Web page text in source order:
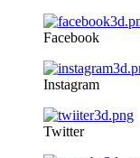
Facebook
Instagram
Twitter